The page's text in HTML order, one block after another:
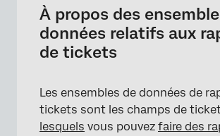
Création de tickets de rapports
Création des champs de tickets
Création de Tickets Reports
les tableaux de bord
À propos des
données relatifs aux
de tickets
Les ensembles de données de
tickets sont les champs de
lesquels vous pouvez faire des